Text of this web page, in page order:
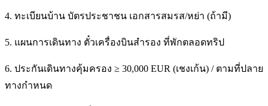
4. ทะเบียนบ้าน บัตรประชาชน เอกสารสมรส/หย่า (ถ้ามี)
5. แผนการเดินทาง ตั๋วเครื่องบินสำรอง ที่พักตลอดทริป
6. ประกันเดินทางคุ้มครอง ≥ 30,000 EUR (เชงเก้น) / ตามที่ปลาย
ทางกำหนด